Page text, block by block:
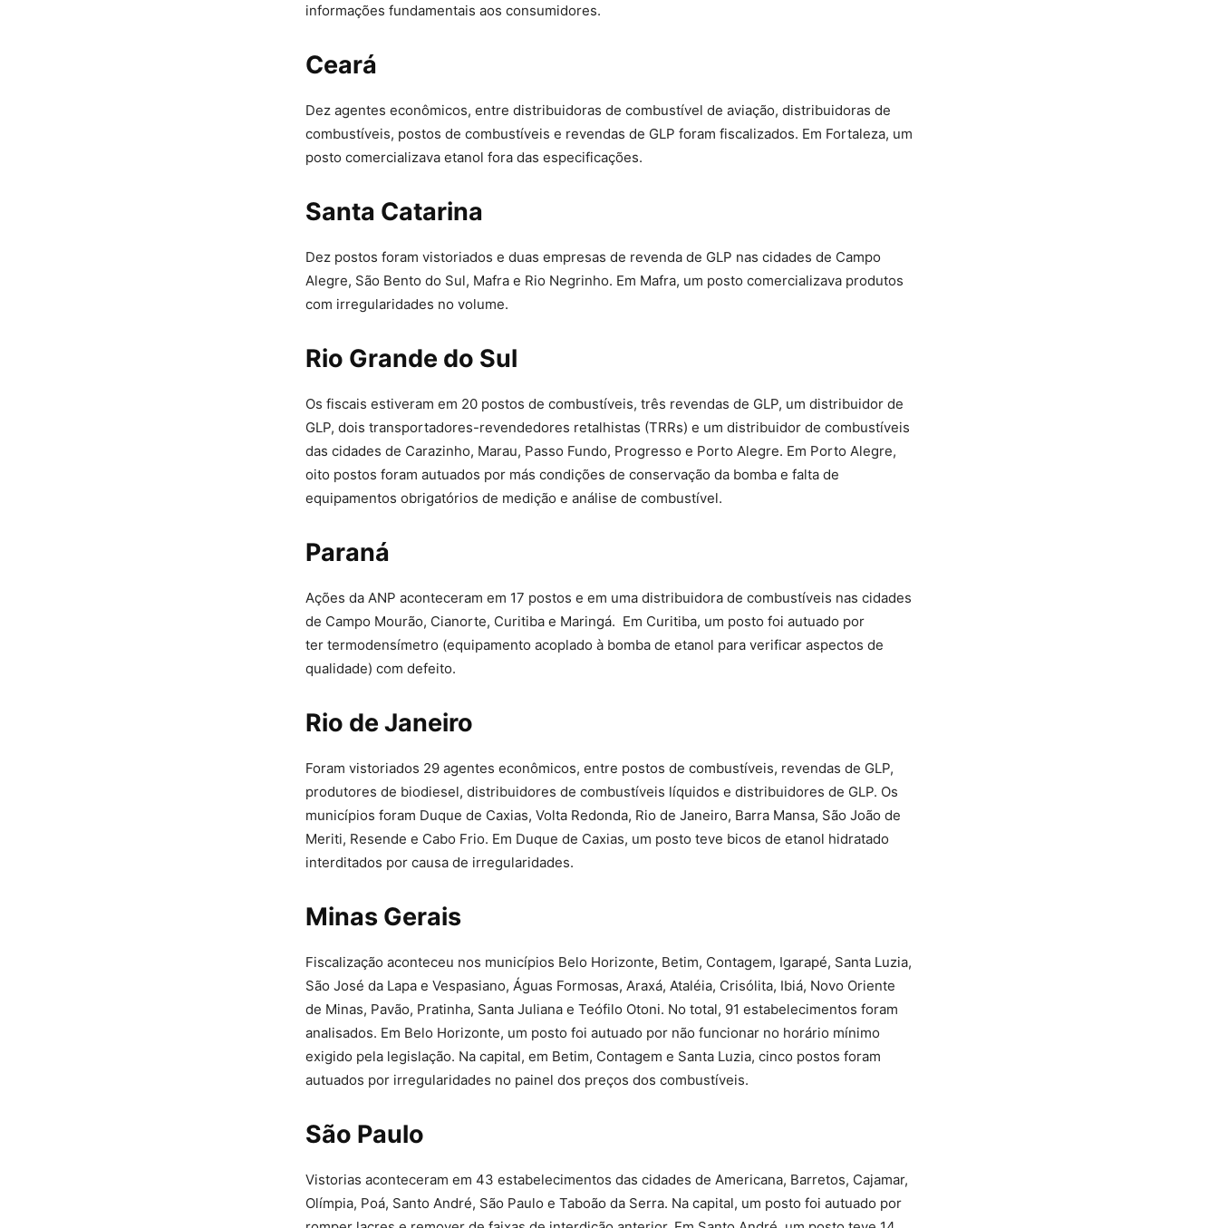
informações fundamentais aos consumidores.
Ceará
Dez agentes econômicos, entre distribuidoras de combustível de aviação, distribuidoras de
combustíveis, postos de combustíveis e revendas de GLP foram fiscalizados. Em Fortaleza, um
posto comercializava etanol fora das especificações.
Santa Catarina
Dez postos foram vistoriados e duas empresas de revenda de GLP nas cidades de Campo
Alegre, São Bento do Sul, Mafra e Rio Negrinho. Em Mafra, um posto comercializava produtos
com irregularidades no volume.
Rio Grande do Sul
Os fiscais estiveram em 20 postos de combustíveis, três revendas de GLP, um distribuidor de
GLP, dois transportadores-revendedores retalhistas (TRRs) e um distribuidor de combustíveis
das cidades de Carazinho, Marau, Passo Fundo, Progresso e Porto Alegre. Em Porto Alegre,
oito postos foram autuados por más condições de conservação da bomba e falta de
equipamentos obrigatórios de medição e análise de combustível.
Paraná
Ações da ANP aconteceram em 17 postos e em uma distribuidora de combustíveis nas cidades
de Campo Mourão, Cianorte, Curitiba e Maringá. Em Curitiba, um posto foi autuado por
ter termodensímetro (equipamento acoplado à bomba de etanol para verificar aspectos de
qualidade) com defeito.
Rio de Janeiro
Foram vistoriados 29 agentes econômicos, entre postos de combustíveis, revendas de GLP,
produtores de biodiesel, distribuidores de combustíveis líquidos e distribuidores de GLP. Os
municípios foram Duque de Caxias, Volta Redonda, Rio de Janeiro, Barra Mansa, São João de
Meriti, Resende e Cabo Frio. Em Duque de Caxias, um posto teve bicos de etanol hidratado
interditados por causa de irregularidades.
Minas Gerais
Fiscalização aconteceu nos municípios Belo Horizonte, Betim, Contagem, Igarapé, Santa Luzia,
São José da Lapa e Vespasiano, Águas Formosas, Araxá, Ataléia, Crisólita, Ibiá, Novo Oriente
de Minas, Pavão, Pratinha, Santa Juliana e Teófilo Otoni. No total, 91 estabelecimentos foram
analisados. Em Belo Horizonte, um posto foi autuado por não funcionar no horário mínimo
exigido pela legislação. Na capital, em Betim, Contagem e Santa Luzia, cinco postos foram
autuados por irregularidades no painel dos preços dos combustíveis.
São Paulo
Vistorias aconteceram em 43 estabelecimentos das cidades de Americana, Barretos, Cajamar,
Olímpia, Poá, Santo André, São Paulo e Taboão da Serra. Na capital, um posto foi autuado por